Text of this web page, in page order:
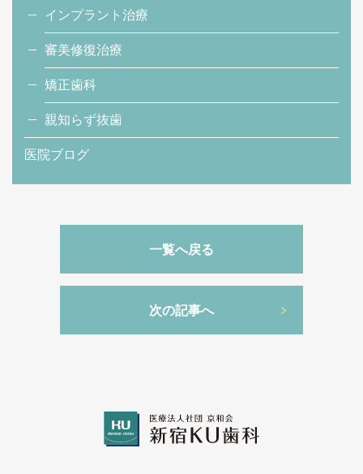
インプラント治療
審美修復治療
矯正歯科
親知らず抜歯
医院ブログ
一覧へ戻る
次の記事へ